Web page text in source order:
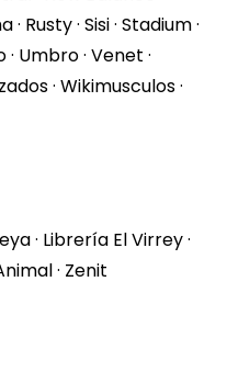
Rusty · Sisi · Stadium ·
Umbro · Venet ·
· Wikimusculos ·
· Librería El Virrey ·
· Zenit